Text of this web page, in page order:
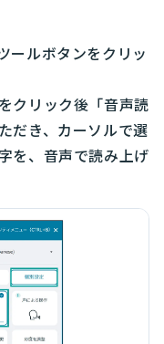
ールボタンをクリッ
クリック後「音声読
だき、カーソルで選
を、音声で読み上げ